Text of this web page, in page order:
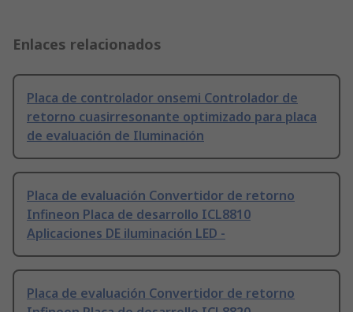
Enlaces relacionados
Placa de controlador onsemi Controlador de
retorno cuasirresonante optimizado para placa
de evaluación de Iluminación
Placa de evaluación Convertidor de retorno
Infineon Placa de desarrollo ICL8810
Aplicaciones DE iluminación LED -
Placa de evaluación Convertidor de retorno